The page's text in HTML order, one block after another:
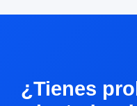
¿Tienes